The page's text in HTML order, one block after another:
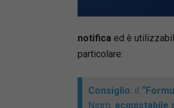
notifica ed è
particolare:
Consiglio: il
Nigro, acquistabile